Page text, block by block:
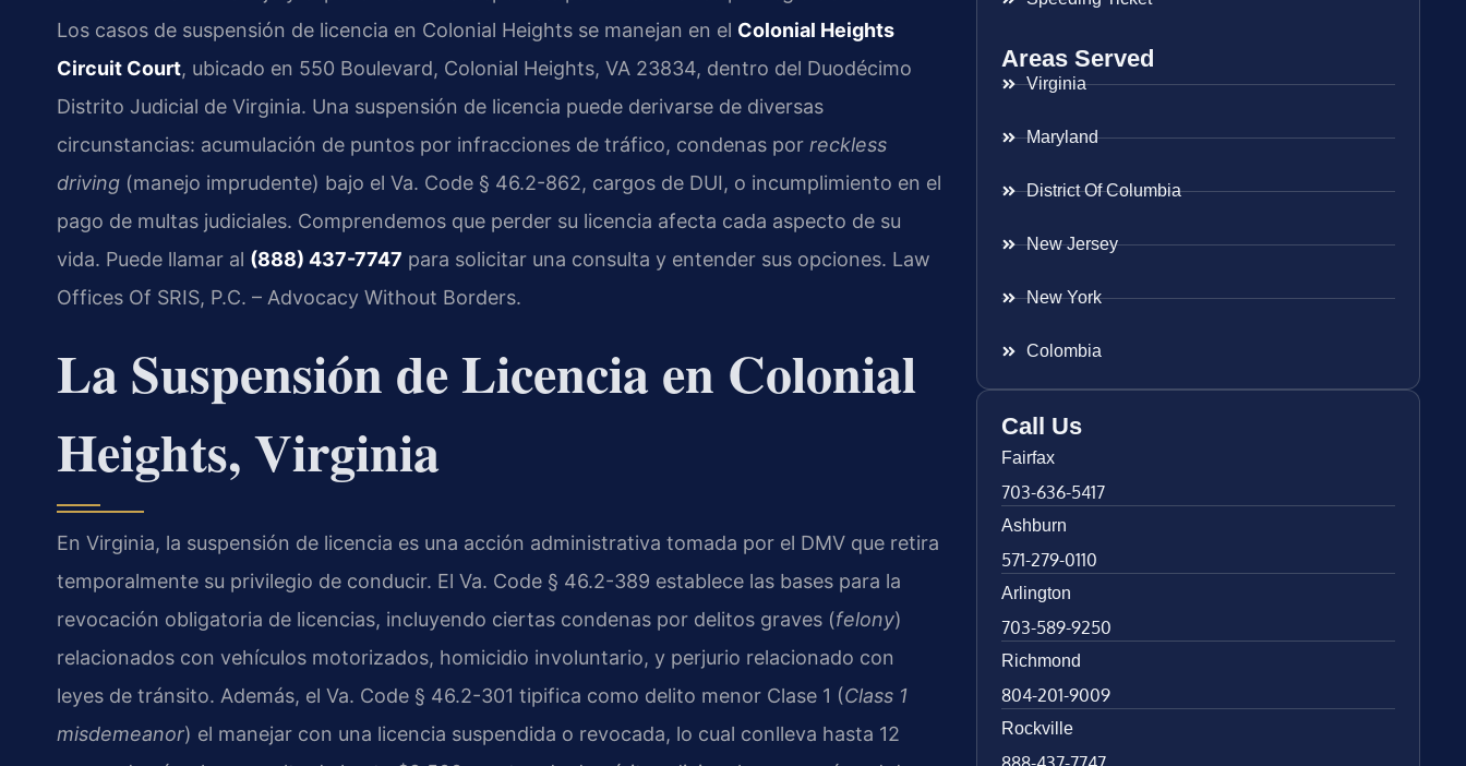
Los casos de suspensión de licencia en Colonial Heights se manejan en el Colonial Heights
Circuit Court, ubicado en 550 Boulevard, Colonial Heights, VA 23834, dentro del Duodécimo
Distrito Judicial de Virginia. Una suspensión de licencia puede derivarse de diversas
circunstancias: acumulación de puntos por infracciones de tráfico, condenas por reckless
driving (manejo imprudente) bajo el Va. Code § 46.2-862, cargos de DUI, o incumplimiento en el
pago de multas judiciales. Comprendemos que perder su licencia afecta cada aspecto de su
vida. Puede llamar al (888) 437-7747 para solicitar una consulta y entender sus opciones. Law
Offices Of SRIS, P.C. – Advocacy Without Borders.
La Suspensión de Licencia en Colonial
Heights, Virginia
En Virginia, la suspensión de licencia es una acción administrativa tomada por el DMV que retira
temporalmente su privilegio de conducir. El Va. Code § 46.2-389 establece las bases para la
revocación obligatoria de licencias, incluyendo ciertas condenas por delitos graves (felony)
relacionados con vehículos motorizados, homicidio involuntario, y perjurio relacionado con
leyes de tránsito. Además, el Va. Code § 46.2-301 tipifica como delito menor Clase 1 (Class 1
misdemeanor) el manejar con una licencia suspendida o revocada, lo cual conlleva hasta 12
Areas Served
Virginia
Maryland
District Of Columbia
New Jersey
New York
Colombia
Call Us
Fairfax
703-636-5417
Ashburn
571-279-0110
Arlington
703-589-9250
Richmond
804-201-9009
Rockville